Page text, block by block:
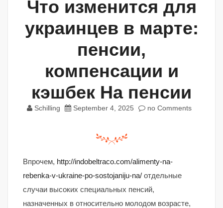
Что изменится для
украинцев в марте:
пенсии,
компенсации и
кэшбек На пенсии
Schilling September 4, 2025 no Comments
Впрочем, http://indobeltraco.com/alimenty-na-
rebenka-v-ukraine-po-sostojaniju-na/ отдельные
случаи высоких специальных пенсий,
назначенных в относительно молодом возрасте,